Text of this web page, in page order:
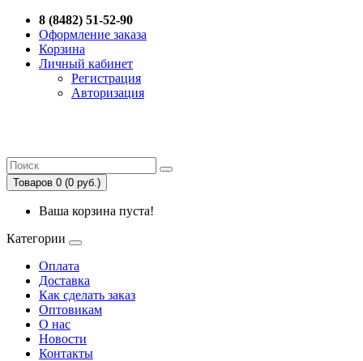
8 (8482) 51-52-90
Оформление заказа
Корзина
Личный кабинет
Регистрация
Авторизация
Товаров 0 (0 руб.)
Ваша корзина пуста!
Категории
Оплата
Доставка
Как сделать заказ
Оптовикам
О нас
Новости
Контакты